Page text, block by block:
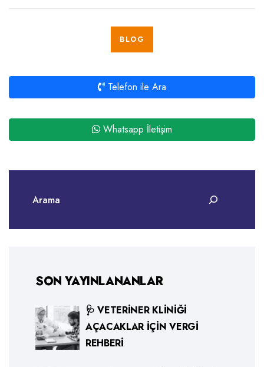
BLOG
Telefon ile Ara
Whatsapp İletişim
SON YAYINLANANLAR
🩺 VETERINER KLINIĞI
AÇACAKLAR İÇIN VERGI
REHBERI